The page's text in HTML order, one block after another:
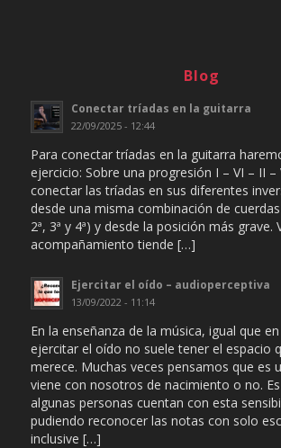
Blog
Conectar tríadas en la guitarra
22/09/2025 - 12:44
Para conectar tríadas en la guitarra
ejercicio: Sobre una progresión I – VI – II –
conectar las tríadas en sus diferentes
desde una misma combinación de
2ª, 3ª y 4ª) y desde la posición más grave.
acompañamiento tiende […]
Ejercitar el oído – audioperceptiva
13/09/2022 - 11:14
En la enseñanza de la música, igual que
ejercitar el oído no suele tener el espacio
merece. Muchas veces pensamos que es
viene con nosotros de nacimiento o no.
algunas personas cuentan con esta
pudiendo reconocer las notas con solo
inclusive […]